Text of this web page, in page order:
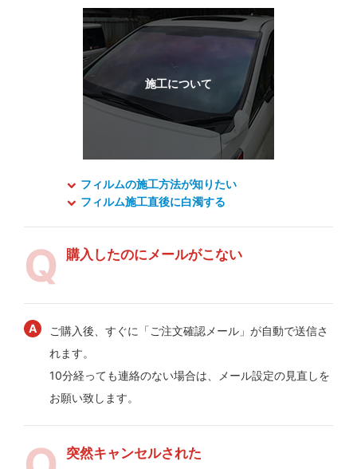
フィルムの施工方法が知りたい
フィルム施工直後に白濁する
購入したのにメールがこない
ご購入後、すぐに「ご注文確認メール」が自動で送信さ
れます。
10分経っても連絡のない場合は、メール設定の見直しを
お願い致します。
突然キャンセルされた